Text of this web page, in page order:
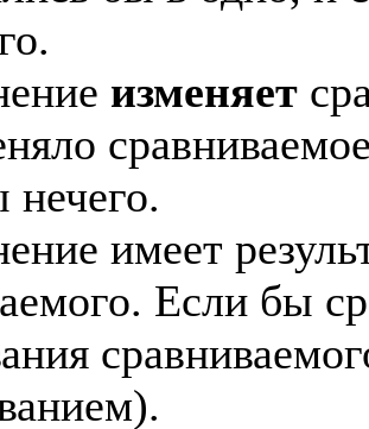
изменяет
имеет
Если бы